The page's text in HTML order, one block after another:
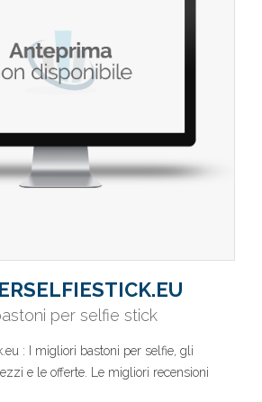
per selfie stick
: I migliori bastoni per selfie, gli
e le offerte. Le migliori recensioni